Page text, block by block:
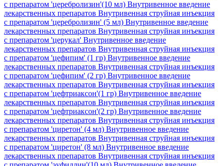
с препаратом 'церебролизин'(10 мл) Внутривенное введение
лекарственных препаратов Внутривенная струйная инъекция
с препаратом 'церебролизин' (5 мл) Внутривенное введение
лекарственных препаратов Внутривенная струйная инъекция
с препаратом 'церукал' Внутривенное введение
лекарственных препаратов Внутривенная струйная инъекция
с препаратом 'цефипим' (1 гр) Внутривенное введение
лекарственных препаратов Внутривенная струйная инъекция
с препаратом 'цефипим' (2 гр) Внутривенное введение
лекарственных препаратов Внутривенная струйная инъекция
с препаратом 'цефтриаксон'(1 гр) Внутривенное введение
лекарственных препаратов Внутривенная струйная инъекция
с препаратом 'цефтриаксон'(2 гр) Внутривенное введение
лекарственных препаратов Внутривенная струйная инъекция
с препаратом 'циретон' (4 мл) Внутривенное введение
лекарственных препаратов Внутривенная струйная инъекция
с препаратом 'циретон' (8 мл) Внутривенное введение
лекарственных препаратов Внутривенная струйная инъекция